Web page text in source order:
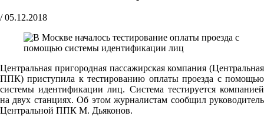
/ 05.12.2018
Центральная пригородная пассажирская компания (Центральная
ППК) приступила к тестированию оплаты проезда с помощью
системы идентификации лиц. Система тестируется компанией
на двух станциях. Об этом журналистам сообщил руководитель
Центральной ППК М. Дьяконов.